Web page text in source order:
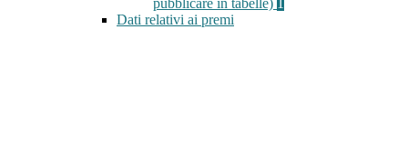
pubblicare in tabelle)
Dati relativi ai premi